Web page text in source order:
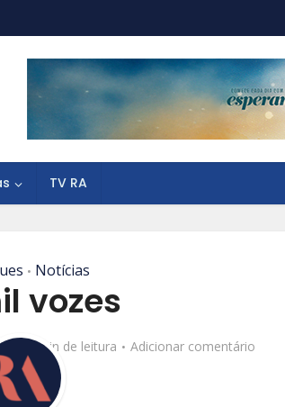
TV RA
• Notícias
vozes
4 min de leitura Adicionar comentário